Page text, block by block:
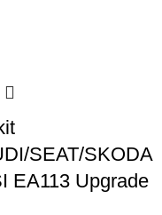
SEAT/SKODA
EA113 Upgrade